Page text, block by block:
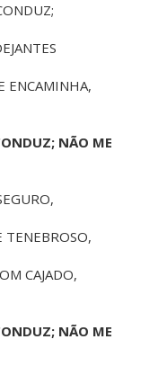
ENCAMINHA,
NÃO ME
TENEBROSO,
CAJADO,
NÃO ME